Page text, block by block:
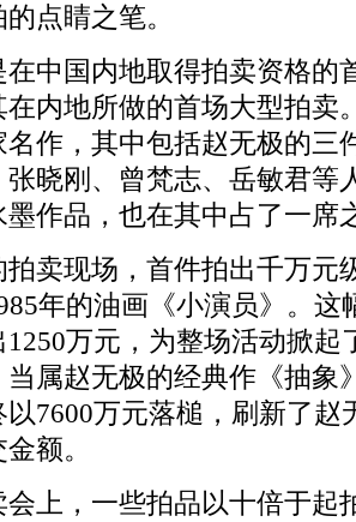
点睛之笔。
国内地取得拍卖资格的
在内地所做的首场大型拍卖
名作，其中包括赵无极的三
张晓刚、曾梵志、岳敏君等
墨作品，也在其中占了一席
现场，首件拍出千万元
年的油画《小演员》。这
万元，为整场活动掀起
属赵无极的经典作《抽象
7600万元落槌，刷新了赵
额。
，一些拍品以十倍于起